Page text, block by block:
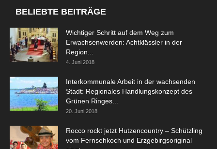
BELIEBTE BEITRÄGE
Wichtiger Schritt auf dem Weg zum
Erwachsenwerden: Achtklässler in der
Region...
4. Juni 2018
Interkommunale Arbeit in der wachsenden
Stadt: Regionales Handlungskonzept des
Grünen Ringes...
20. Juni 2018
Rocco rockt jetzt Hutzencountry – Schützling
vom Fernsehkoch und Erzgebirgsoriginal